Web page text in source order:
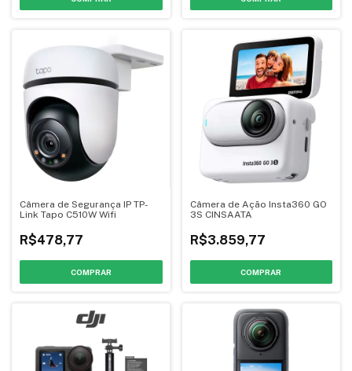
Câmera de Segurança IP TP-
Link Tapo C510W Wifi
R$478,77
Câmera de Ação Insta360 GO
3S CINSAATA
R$3.859,77